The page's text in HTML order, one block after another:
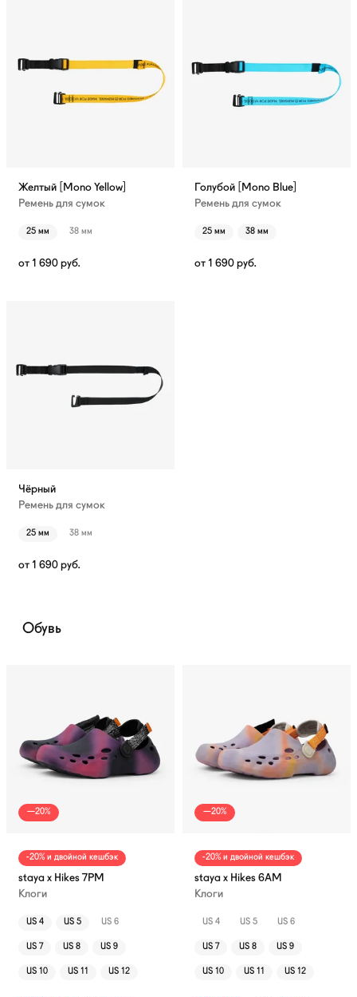
Желтый [Mono Yellow]
Ремень для сумок
25 мм 38 мм
от 1 690 руб.
Голубой [Mono Blue]
Ремень для сумок
25 мм 38 мм
от 1 690 руб.
Чёрный
Ремень для сумок
25 мм 38 мм
от 1 690 руб.
Обувь
—20%
-20% и двойной кешбэк
staya x Hikes 7PM
Клоги
US 4 US 5 US 6
US 7 US 8 US 9
US 10 US 11 US 12
—20%
-20% и двойной кешбэк
staya x Hikes 6AM
Клоги
US 4 US 5 US 6
US 7 US 8 US 9
US 10 US 11 US 12